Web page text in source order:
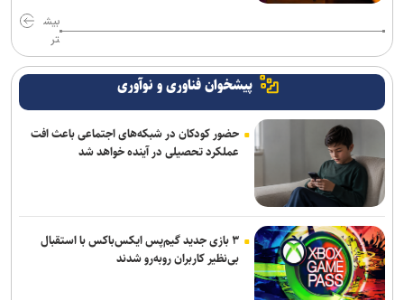
بیش
تر
پیشخوان فناوری و نوآوری
حضور کودکان در شبکه‌های اجتماعی باعث افت
عملکرد تحصیلی در آینده خواهد شد
۳ بازی جدید گیم‌پس ایکس‌باکس با استقبال
بی‌نظیر کاربران روبه‌رو شدند